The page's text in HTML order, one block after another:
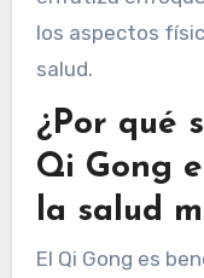
los aspectos
salud.
¿Por qué
Qi Gong
la salud
El Qi Gong es